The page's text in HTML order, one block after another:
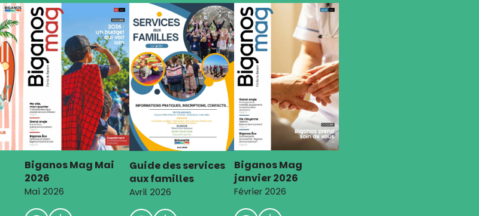
Biganos Mag Mai
2026
Mai 2026
Guide des services
aux familles
Avril 2026
Biganos Mag
janvier 2026
Février 2026